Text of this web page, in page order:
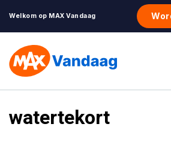
Welkom op MAX Vandaag
watertekort